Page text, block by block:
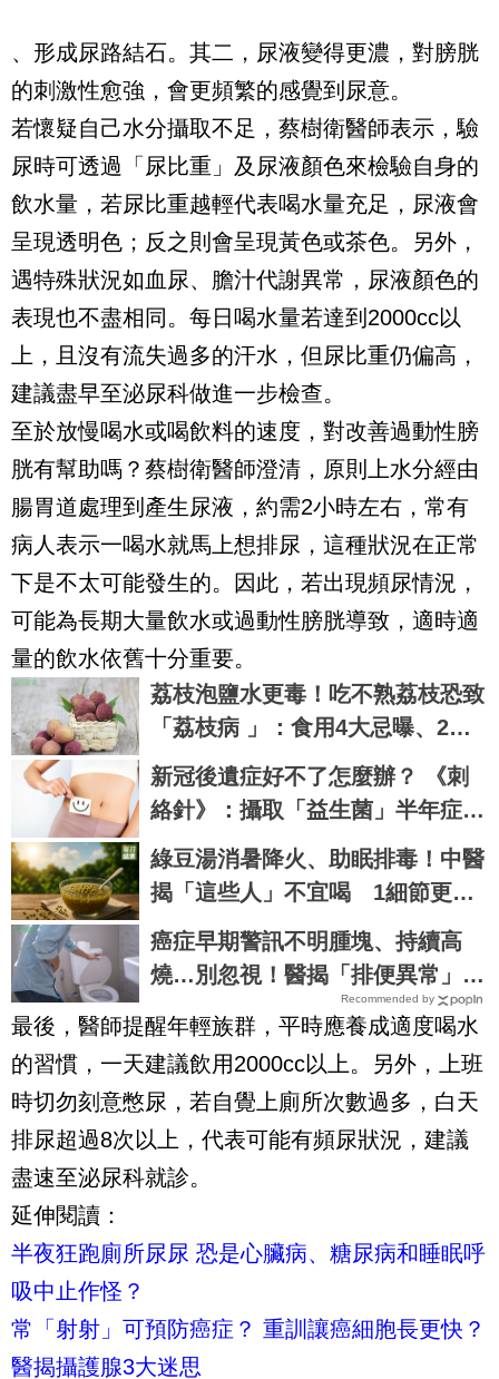
、形成尿路結石。其二，尿液變得更濃，對膀胱
的刺激性愈強，會更頻繁的感覺到尿意。
若懷疑自己水分攝取不足，蔡樹衛醫師表示，驗
尿時可透過「尿比重」及尿液顏色來檢驗自身的
飲水量，若尿比重越輕代表喝水量充足，尿液會
呈現透明色；反之則會呈現黃色或茶色。另外，
遇特殊狀況如血尿、膽汁代謝異常，尿液顏色的
表現也不盡相同。每日喝水量若達到2000cc以
上，且沒有流失過多的汗水，但尿比重仍偏高，
建議盡早至泌尿科做進一步檢查。
至於放慢喝水或喝飲料的速度，對改善過動性膀
胱有幫助嗎？蔡樹衛醫師澄清，原則上水分經由
腸胃道處理到產生尿液，約需2小時左右，常有
病人表示一喝水就馬上想排尿，這種狀況在正常
下是不太可能發生的。因此，若出現頻尿情況，
可能為長期大量飲水或過動性膀胱導致，適時適
量的飲水依舊十分重要。
荔枝泡鹽水更毒！吃不熟荔枝恐致
「荔枝病 」：食用4大忌曝、2病
患慎食
新冠後遺症好不了怎麼辦？ 《刺
絡針》：攝取「益生菌」半年症狀
有望緩解6成以上
綠豆湯消暑降火、助眠排毒！中醫
揭「這些人」不宜喝 1細節更要
注意
癌症早期警訊不明腫塊、持續高
燒…別忽視！醫揭「排便異常」也
Recommended by
最後，醫師提醒年輕族群，平時應養成適度喝水
的習慣，一天建議飲用2000cc以上。另外，上班
時切勿刻意憋尿，若自覺上廁所次數過多，白天
排尿超過8次以上，代表可能有頻尿狀況，建議
盡速至泌尿科就診。
延伸閱讀：
半夜狂跑廁所尿尿 恐是心臟病、糖尿病和睡眠呼
吸中止作怪？
常「射射」可預防癌症？ 重訓讓癌細胞長更快？
醫揭攝護腺3大迷思